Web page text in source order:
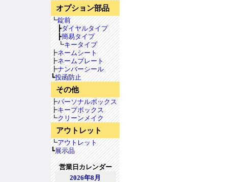
オプション部品
┗錠前
┣ダイヤルタイプ
┣簡易タイプ
┗キータイプ
┣ネームシート
┣ネームプレート
┣ナンバーシール
┗投函防止
その他
┣パーソナルボックス
┣キープボックス
┗クリーンメイク
アウトレット
┗アウトレット
┗展示品
営業日カレンダー
2026年8月